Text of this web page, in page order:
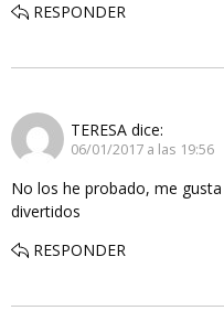
RESPONDER
TERESA dice:
06/01/2017 a las 19:56
No los he probado, me
divertidos
RESPONDER